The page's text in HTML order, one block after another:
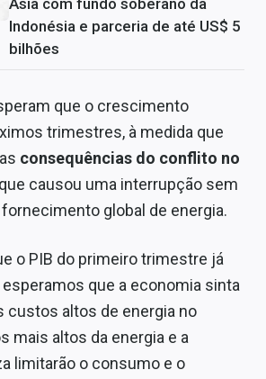
Ásia com fundo soberano da
Indonésia e parceria de até US$ 5
bilhões
que o crescimento
trimestres, à medida que
consequências do conflito no
causou uma interrupção sem
global de energia.
o PIB do primeiro trimestre já
que a economia sinta
custos altos de energia no
mais altos da energia e a
limitarão o consumo e o